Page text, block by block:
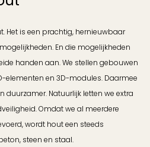
Het is een prachtig, hernieuwbaar
En die mogelijkheden
handen aan. We stellen gebouwen
elementen en 3D-modules. Daarmee
duurzamer. Natuurlijk letten we extra
Omdat we al meerdere
wordt hout een steeds
steen en staal.